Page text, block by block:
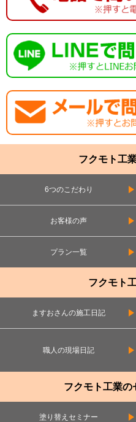
フクモト工
6つのこだわり
お客様の声
プラン一覧
フクモト
ますおさんの施工日記
職人の現場日記
フクモト工業の
塗り替えセミナー